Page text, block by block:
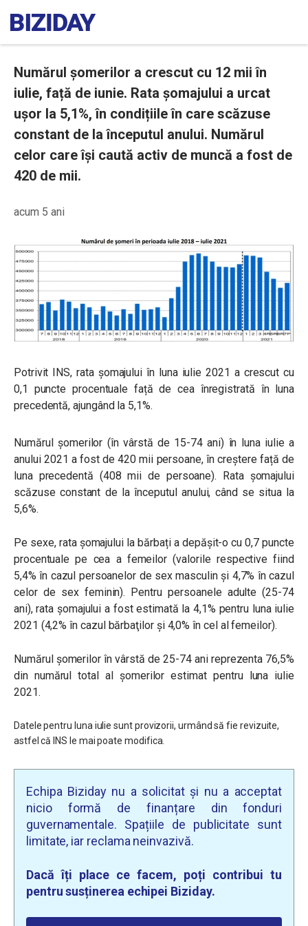
Numărul șomerilor a crescut cu 12 mii în
iulie, față de iunie. Rata șomajului a urcat
ușor la 5,1%, în condițiile în care scăzuse
constant de la începutul anului. Numărul
celor care își caută activ de muncă a fost de
420 de mii.
acum 5 ani
Potrivit INS, rata şomajului în luna iulie 2021 a crescut cu
0,1 puncte procentuale față de cea înregistrată în luna
precedentă, ajungând la 5,1%.
Numărul şomerilor (în vârstă de 15-74 ani) în luna iulie a
anului 2021 a fost de 420 mii persoane, în creștere față de
luna precedentă (408 mii de persoane).
Rata șomajului
scăzuse constant de la începutul anului, când se situa la
5,6%.
Pe sexe, rata şomajului la bărbați a depăşit-o cu 0,7 puncte
procentuale pe cea a femeilor (valorile respective fiind
5,4% în cazul persoanelor de sex masculin şi 4,7% în cazul
celor de sex feminin). Pentru persoanele adulte (25-74
ani), rata şomajului a fost estimată la 4,1% pentru luna iulie
2021 (4,2% în cazul bărbaţilor şi 4,0% în cel al femeilor).
Numărul şomerilor în vârstă de 25-74 ani reprezenta 76,5%
din numărul total al şomerilor estimat pentru luna iulie
2021.
Datele pentru luna iulie sunt provizorii, urmând să fie revizuite,
astfel că INS le mai poate modifica.
Echipa Biziday nu a solicitat și nu a acceptat
nicio formă de finanțare din fonduri
guvernamentale. Spațiile de publicitate sunt
limitate, iar reclama neinvazivă.
Dacă îți place ce facem, poți contribui tu
pentru susținerea echipei Biziday.